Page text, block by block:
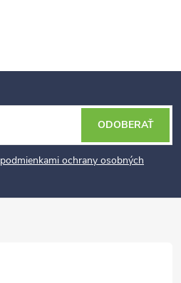
podmienkami ochrany osobných
ODOBERAŤ